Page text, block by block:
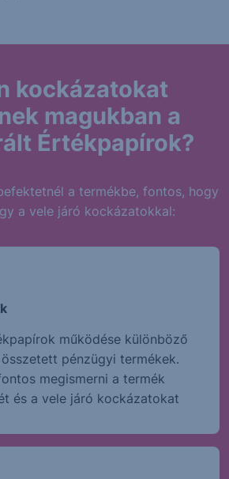
kockázatokat
magukban a
Értékpapírok?
a termékbe, fontos, hogy
a vele járó kockázatokkal:
működése különböző
pénzügyi termékek.
megismerni a termék
és a vele járó kockázatokat